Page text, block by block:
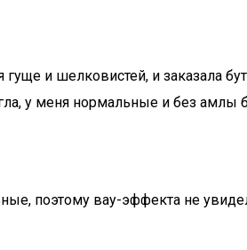
гуще и шелковистей, и заказала
у меня нормальные и без амлы
поэтому вау-эффекта не